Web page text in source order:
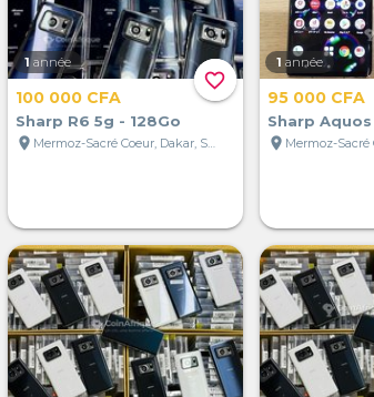
favorite_border
1 année
100 000 CFA
Sharp R6 5g - 128Go
location_on
Mermoz-Sacré Coeur, Dakar, Sénégal
1 année
95 000 CFA
Sharp
location_on